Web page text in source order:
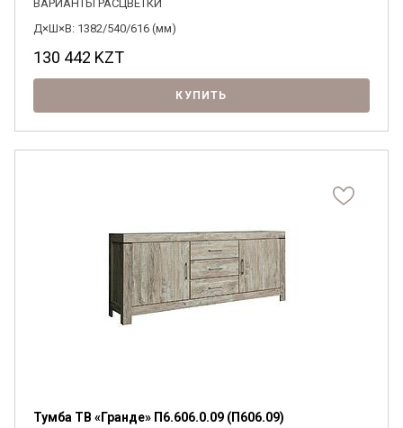
ВАРИАНТЫ РАСЦВЕТКИ
Д×Ш×В: 1382/540/616 (мм)
130 442 KZT
КУПИТЬ
Тумба ТВ «Гранде» П6.606.0.09 (П606.09)